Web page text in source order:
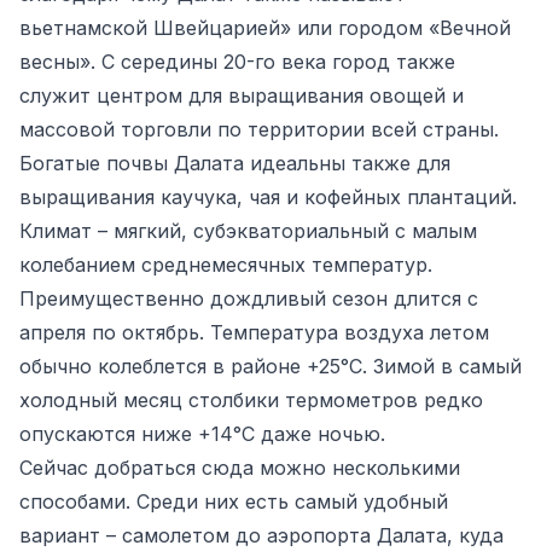
вьетнамской Швейцарией» или городом «Вечной
весны». С середины 20-го века город также
служит центром для выращивания овощей и
массовой торговли по территории всей страны.
Богатые почвы Далата идеальны также для
выращивания каучука, чая и кофейных плантаций.
Климат – мягкий, субэкваториальный с малым
колебанием среднемесячных температур.
Преимущественно дождливый сезон длится с
апреля по октябрь. Температура воздуха летом
обычно колеблется в районе +25°С. Зимой в самый
холодный месяц столбики термометров редко
опускаются ниже +14°С даже ночью.
Сейчас добраться сюда можно несколькими
способами. Среди них есть самый удобный
вариант – самолетом до аэропорта Далата, куда